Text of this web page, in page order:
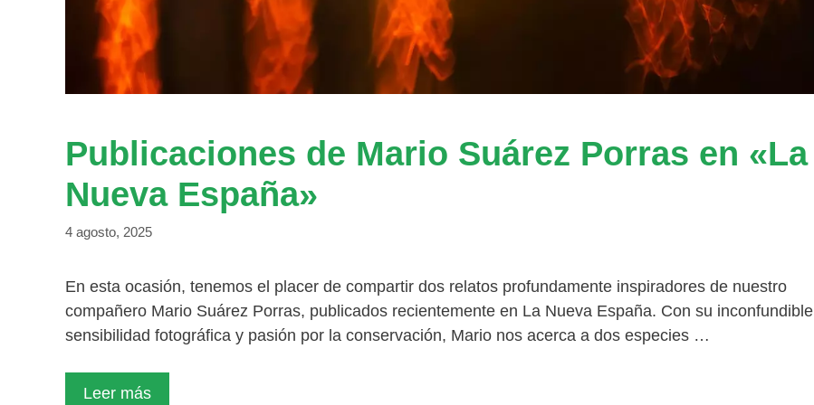
Publicaciones de Mario Suárez Porras en «La
Nueva España»
4 agosto, 2025
En esta ocasión, tenemos el placer de compartir dos relatos profundamente inspiradores de nuestro
compañero Mario Suárez Porras, publicados recientemente en La Nueva España. Con su inconfundible
sensibilidad fotográfica y pasión por la conservación, Mario nos acerca a dos especies …
Leer más